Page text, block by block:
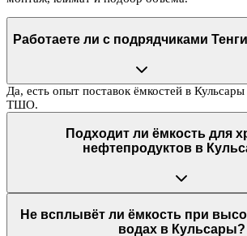
Работаете ли с подрядчиками
Да, есть опыт поставок ёмкостей в
ТШО.
Подходит ли ёмкость для
нефтепродуктов в
Не всплывёт ли ёмкость при
водах в Кульсары?